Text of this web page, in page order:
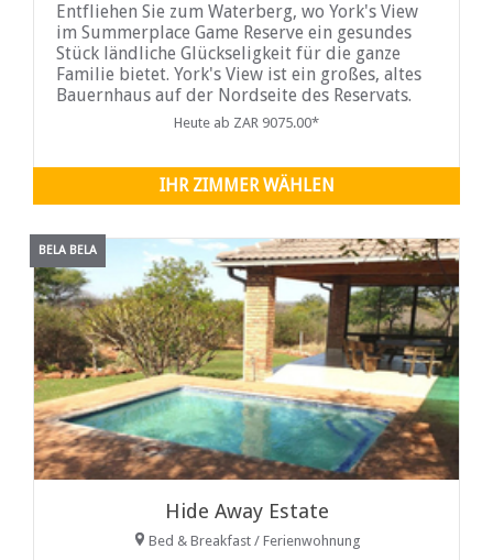
Entfliehen Sie zum Waterberg, wo York's View
im Summerplace Game Reserve ein gesundes
Stück ländliche Glückseligkeit für die ganze
Familie bietet. York's View ist ein großes, altes
Bauernhaus auf der Nordseite des Reservats.
Das Haus verfügt über sechs Schlafzimmer und
Heute ab ZAR 9075.00*
IHR ZIMMER WÄHLEN
BELA BELA
Hide Away Estate
Bed & Breakfast / Ferienwohnung